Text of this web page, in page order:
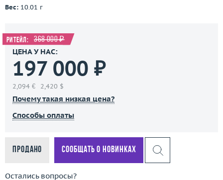
Вес: 10.01 г
Ритейл: 368 000 ₽
ЦЕНА У НАС:
197 000 ₽
2,094 € 2,420 $
Почему такая низкая цена?
Способы оплаты
Продано Сообщать о новинках
Остались вопросы?